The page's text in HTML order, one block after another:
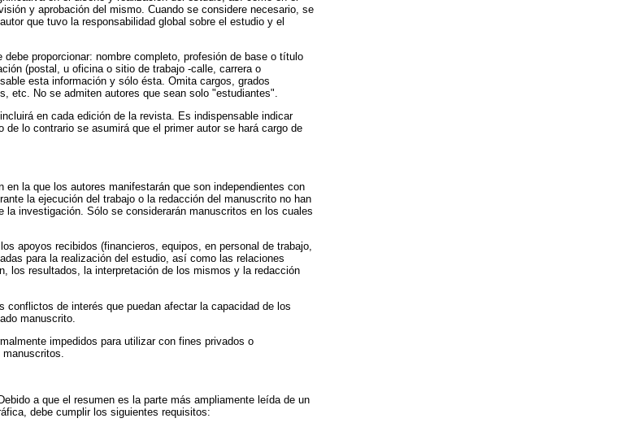
y aprobación del mismo. Cuando se considere necesario, se
que tuvo la responsabilidad global sobre el estudio y el
proporcionar: nombre completo, profesión de base o título
(postal, u oficina o sitio de trabajo -calle, carrera o
esta información y sólo ésta. Omita cargos, grados
etc. No se admiten autores que sean solo "estudiantes".
en cada edición de la revista. Es indispensable indicar
lo contrario se asumirá que el primer autor se hará cargo de
en la que los autores manifestarán que son independientes con
la ejecución del trabajo o la redacción del manuscrito no han
investigación. Sólo se considerarán manuscritos en los cuales
apoyos recibidos (financieros, equipos, en personal de trabajo,
para la realización del estudio, así como las relaciones
los resultados, la interpretación de los mismos y la redacción
de interés que puedan afectar la capacidad de los
manuscrito.
impedidos para utilizar con fines privados o
a que el resumen es la parte más ampliamente leída de un
debe cumplir los siguientes requisitos: